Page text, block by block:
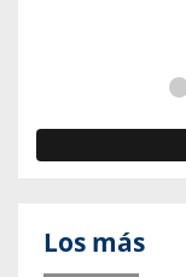
Los más